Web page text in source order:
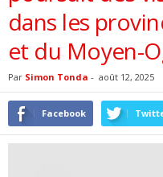
dans les
et du Moyen-
Par Simon Tonda - août 12, 2025
Facebook